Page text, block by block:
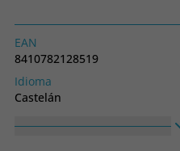
EAN
8410782128519
Idioma
Castelán